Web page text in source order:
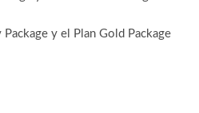
y el Plan Gold Package